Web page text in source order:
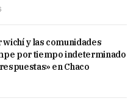
wichí y las comunidades
por tiempo indeterminado
en Chaco